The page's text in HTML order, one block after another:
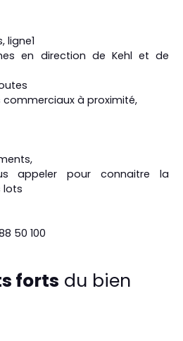
ligne1
en direction de Kehl et de
à proximité,
appeler pour connaitre la
lots
50 100
forts du bien